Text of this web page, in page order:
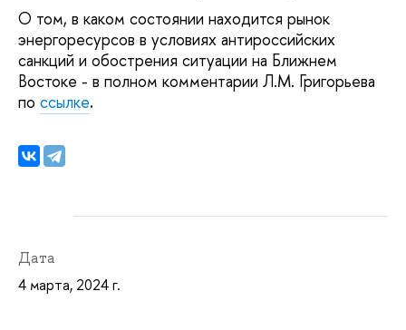
О том, в каком состоянии находится рынок
энергоресурсов в условиях антироссийских
санкций и обострения ситуации на Ближнем
Востоке - в полном комментарии Л.М. Григорьева
по ссылке.
Дата
4 марта, 2024 г.